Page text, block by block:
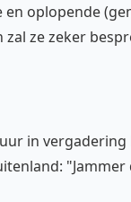
oplopende
ze zeker
in